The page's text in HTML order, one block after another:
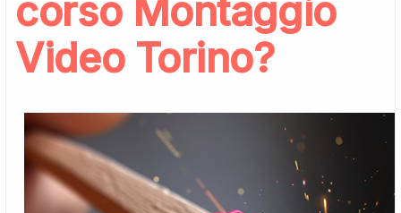
corso Montaggio
Video Torino?